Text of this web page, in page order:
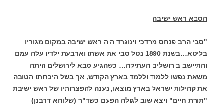
הסבא ראש ישיבה
"סבי הרב פנחס מרדכי וינוגרד היה ראש ישיבה במקום מגוריו
בליטא…בשנת 1890 נטל סבי את אשתו וארבעת ילדיו עלה עמם
והתיישב בירושלים העתיקה… כשהגיע סבא לירושלים היתה
משאת נפשו ללמוד וללמד בארץ הקודש, אך בשל היכרותו הטובה
את קהילות ישראל בארץ מוצאו, נענה להפצרותיו של ראש ישיבת
"תורת חיים" ויצא שוב לגולה הפעם כשד"ר (שלוחא דרבנן)